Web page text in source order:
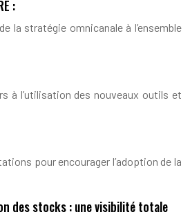
:
la stratégie omnicanale à l’ensemble
à l’utilisation des nouveaux outils et
pour encourager l’adoption de la
des stocks : une visibilité totale